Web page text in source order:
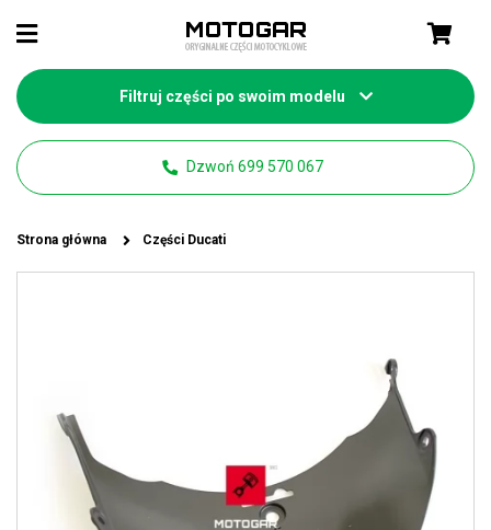
Filtruj części po swoim modelu
Dzwoń 699 570 067
Strona główna Części Ducati